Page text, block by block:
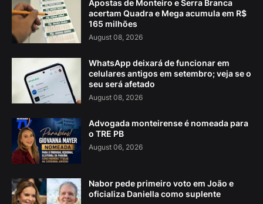
Apostas de Monteiro e Serra Branca
acertam Quadra e Mega acumula em R$
165 milhões
August 08, 2026
WhatsApp deixará de funcionar em
celulares antigos em setembro; veja se o
seu será afetado
August 08, 2026
Advogada monteirense é nomeada para
o TRE PB
August 06, 2026
Nabor pede primeiro voto em João e
oficializa Daniella como suplente